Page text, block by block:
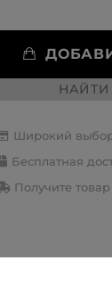
НАЙТИ
Широкий
Бесплатная
Получите